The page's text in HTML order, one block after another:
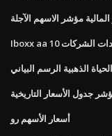
المالية مؤشر الاسهم الآجلة
الحياة الذهبية الرسم البياني
أسعار الأسهم رو